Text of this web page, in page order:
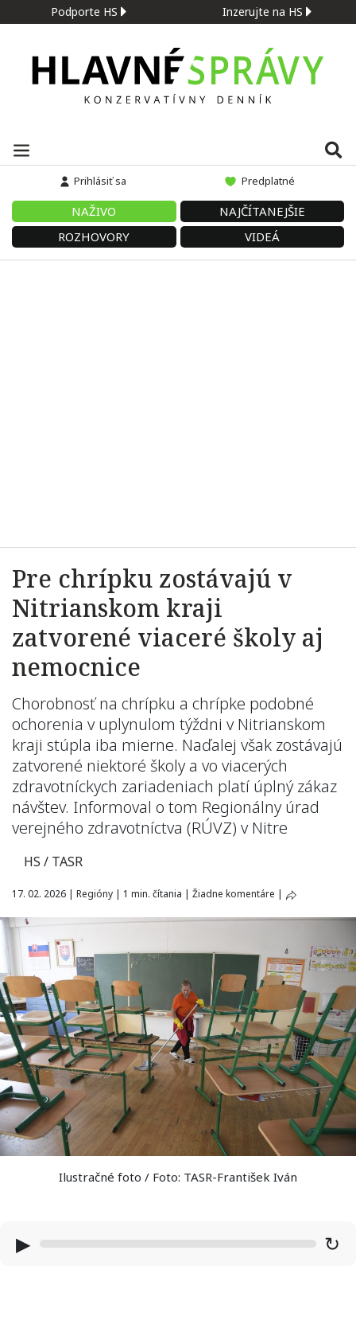
Podporte HS Inzerujte na HS
Prihlásiť sa Predplatné
NAŽIVO
NAJČÍTANEJŠIE
ROZHOVORY
VIDEÁ
Pre chrípku zostávajú v
Nitrianskom kraji
zatvorené viaceré školy aj
nemocnice
Chorobnosť na chrípku a chrípke podobné
ochorenia v uplynulom týždni v Nitrianskom
kraji stúpla iba mierne. Naďalej však zostávajú
zatvorené niektoré školy a vo viacerých
zdravotníckych zariadeniach platí úplný zákaz
návštev. Informoval o tom Regionálny úrad
verejného zdravotníctva (RÚVZ) v Nitre
HS / TASR
17. 02. 2026 | Regióny | 1 min. čítania | Žiadne komentáre |
Ilustračné foto / Foto: TASR-František Iván
▶ ↻